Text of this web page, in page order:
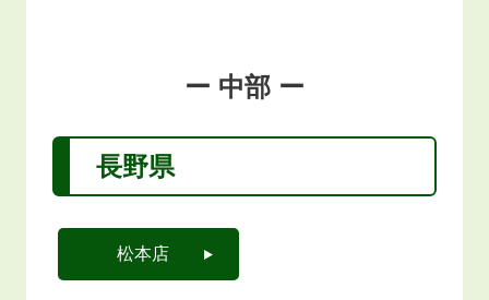
ー 中部 ー
長野県
松本店